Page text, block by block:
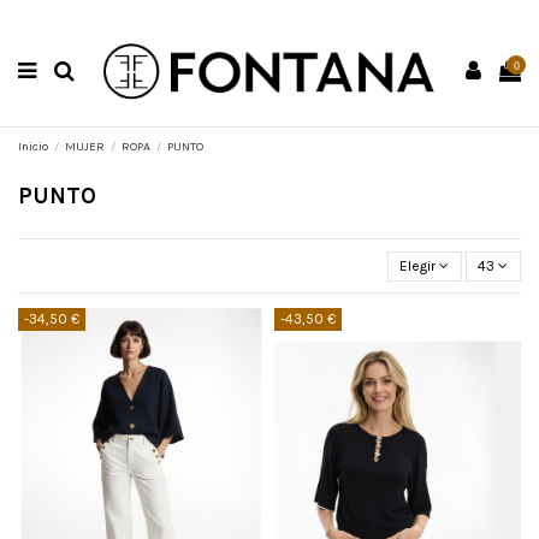
0
Inicio MUJER ROPA PUNTO
PUNTO
Elegir 43
-34,50 € -43,50 €